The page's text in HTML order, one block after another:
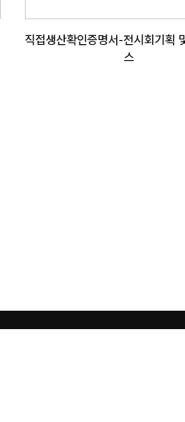
직접생산확인증명서-전시회기획
스